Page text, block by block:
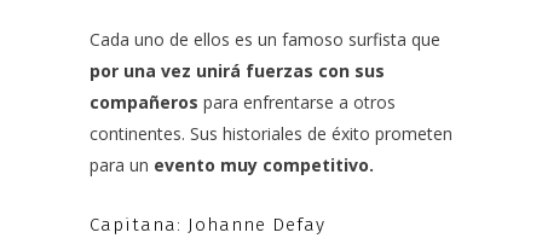
Cada uno de ellos es un famoso surfista que
por una vez unirá fuerzas con sus
compañeros para enfrentarse a otros
continentes. Sus historiales de éxito prometen
para un evento muy competitivo.
Capitana: Johanne Defay